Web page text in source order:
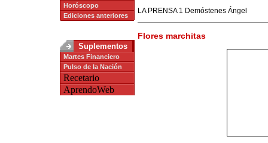
Horóscopo
Ediciones anteriores
Suplementos
Martes Financiero
Pulso de la Nación
Recetario
AprendoWeb
LA PRENSA 1 Demóstenes Ángel
Flores marchitas